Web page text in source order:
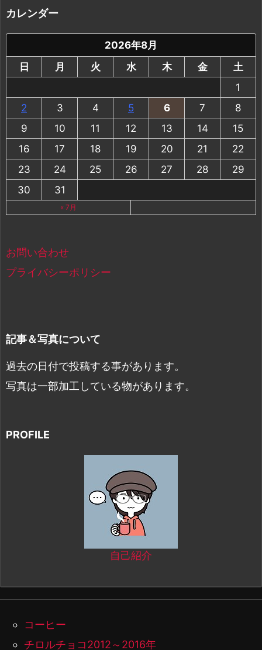
イ
ブ
カレンダー
2026年8月
日
月 火 水 木 金
土
1
2
3 4 5 6 7
8
9
10 11 12 13 14
15
16
17 18 19 20 21
22
23
24 25 26 27 28
29
30
31
« 7月
お問い合わせ
プライバシーポリシー
記事＆写真について
過去の日付で投稿する事があります。
写真は一部加工している物があります。
PROFILE
自己紹介
コーヒー
チロルチョコ2012～2016年